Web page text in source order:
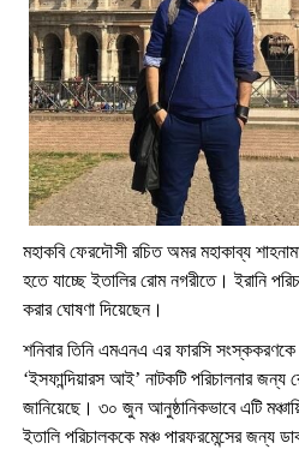
মহাকবি ফেরদৌসী রচিত অমর মহাকাব্য
হতে যাচ্ছে ইতালির রোম নগরীতে। ইরানি
করার ঘোষণা দিয়েছেন।
শনিবার তিনি এমএনএ এর ফারসি
‘ইসফান্দিয়ারস আই’ নাটকটি পরিচালনার
জানিয়েছে। ৩০ জুন আনুষ্ঠানিকভাবে এটি
ইতালি পরিচালককে মঞ্চ পারফরমেন্সের জন্য